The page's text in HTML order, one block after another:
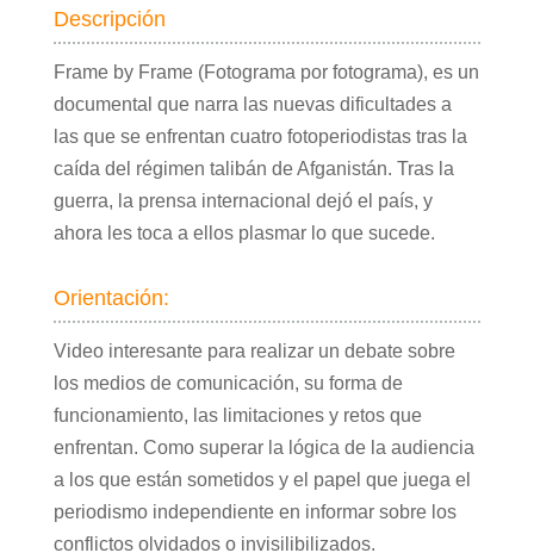
Descripción
Frame by Frame (Fotograma por fotograma), es un
documental que narra las nuevas dificultades a
las que se enfrentan cuatro fotoperiodistas tras la
caída del régimen talibán de Afganistán. Tras la
guerra, la prensa internacional dejó el país, y
ahora les toca a ellos plasmar lo que sucede.
Orientación:
Video interesante para realizar un debate sobre
los medios de comunicación, su forma de
funcionamiento, las limitaciones y retos que
enfrentan. Como superar la lógica de la audiencia
a los que están sometidos y el papel que juega el
periodismo independiente en informar sobre los
conflictos olvidados o invisilibilizados.